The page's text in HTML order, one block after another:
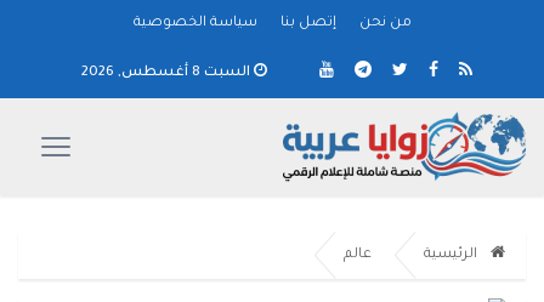
من نحن إتصل بنا سياسة الخصوصية
السبت 8 أغسطس, 2026
الرئيسية عالم